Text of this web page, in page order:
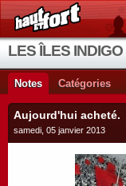
LES ÎLES INDIGO
Notes Catégories
Aujourd'hui acheté.
samedi, 05 janvier 2013